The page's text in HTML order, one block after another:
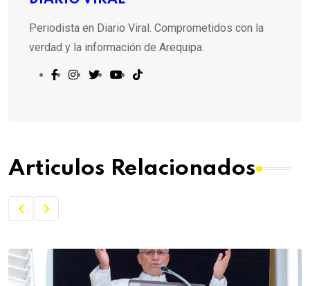
Periodista en Diario Viral. Comprometidos con la
verdad y la información de Arequipa.
Articulos Relacionados